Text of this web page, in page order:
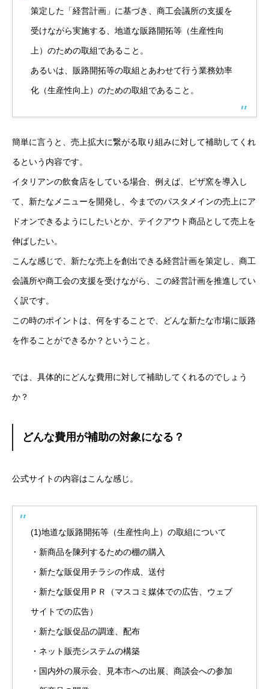
策定した「経営計画」に基づき、商工会議所の支援を
受けながら実施する、地道な販路開拓等（生産性向
上）のための取組であること。
あるいは、販路開拓等の取組とあわせて行う業務効率
化（生産性向上）のための取組であること。
簡単に言うと、売上拡大に繋がる取り組みに対して補助してくれ
るという内容です。
イタリアンの飲食店をしている場合、例えば、ピザ窯を導入し
て、新たなメニューを開発し、今までのパスタメインの売上にア
ドオンできるようにしたいとか、テイクアウト商品として売上を
伸ばしたい。
こんな感じで、新たな売上を創出できる経営計画を策定し、商工
会議所や商工会の支援を受けながら、この経営計画を推進してい
く訳です。
この時のポイントは、何をすることで、どんな新たな市場に販路
を作ることができるか？ということ。
では、具体的にどんな費用に対して補助してくれるのでしょう
か？
どんな費用が補助の対象になる？
公式サイトの内容はこんな感じ。
(1)地道な販路開拓等（生産性向上）の取組について
・新商品を陳列するための棚の購入
・新たな販促用チラシの作成、送付
・新たな販促用ＰＲ（マスコミ媒体での広告、ウェブ
サイトでの広告）
・新たな販促品の調達、配布
・ネット販売システムの構築
・国内外の展示会、見本市への出展、商談会への参加